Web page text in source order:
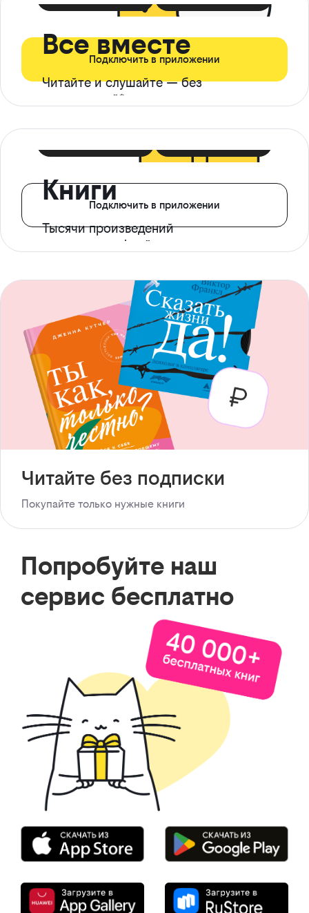
Все вместе
Читайте и слушайте — без
ограничений*
Подключить в приложении
Книги
Тысячи произведений
с доступом офлайн
Подключить в приложении
Читайте без подписки
Покупайте только нужные книги
Попробуйте наш
сервис бесплатно